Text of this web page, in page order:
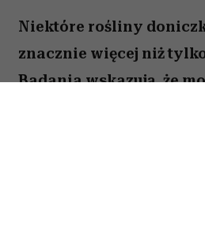
Niektóre rośliny
znacznie więcej niż
Badania wskazują, że